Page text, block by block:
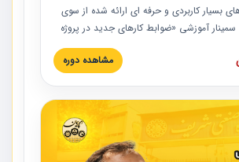
بسیار کاربردی و حرفه‏ ای ارائه شده از سوی
سمینار آموزشی «ضوابط کارهای جدید در پروژه
ها، تخلفات و راه حل ها با نگرش قراردادی
شرکت های ساختمانی کشور ارائه شد.
تجربیات عملی ارائه شده است.
مشاهده دوره